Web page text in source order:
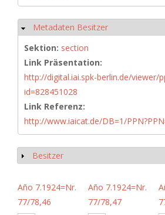
Hide
Metadaten Besitzer
Sektion: section
Link Präsentation:
http://digital.iai.spk-berlin.de/viewer/
id=828451028
Link Referenz:
http://www.iaicat.de/DB=1/
Show
Besitzer
Año 7.1924=Nr.
77/78,46
Año 7.1924=Nr.
77/78,47